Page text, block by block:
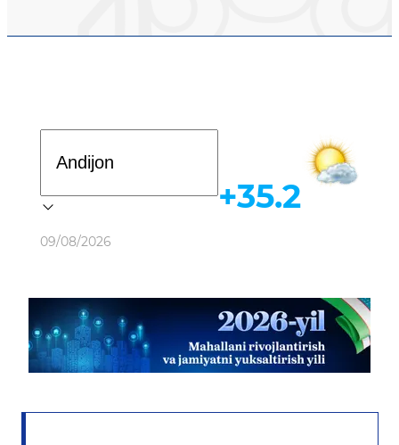
Ob-havo
09/08/2026
+35.2